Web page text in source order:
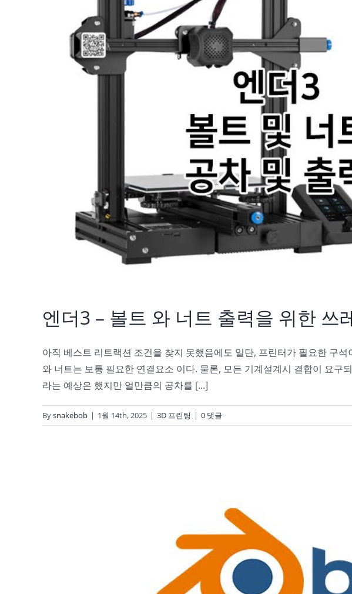
엔더3 – 볼트 와 너트 출력을 위한 쓰
아직 베스트 리트랙션 조건을 찾지 못했음에도 일단, 프린터가 필요한 구
와 너트는 보통 필요한 연결요소 이다. 물론, 모든 기계설계시 결합이 요
라는 예상은 했지만 얼만큼의 공차를 [...]
Bysnakebob | 1월 14th, 2025 | 3D 프린팅 | 0 댓글